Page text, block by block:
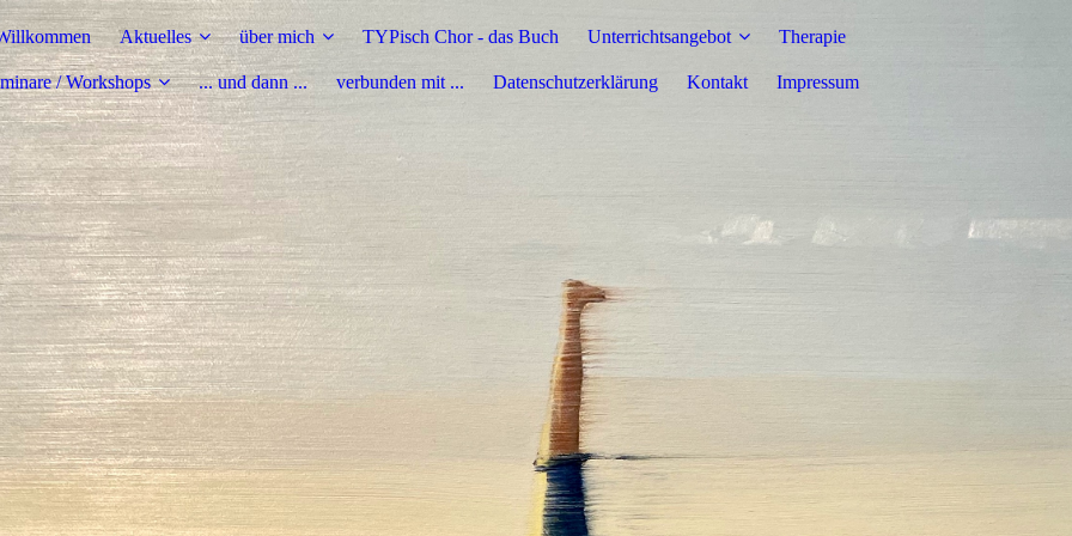
Aktuelles über mich TYPisch Chor - das Buch Unterrichtsangebot Therapie
/ Workshops ... und dann ... verbunden mit ... Datenschutzerklärung Kontakt Impressum